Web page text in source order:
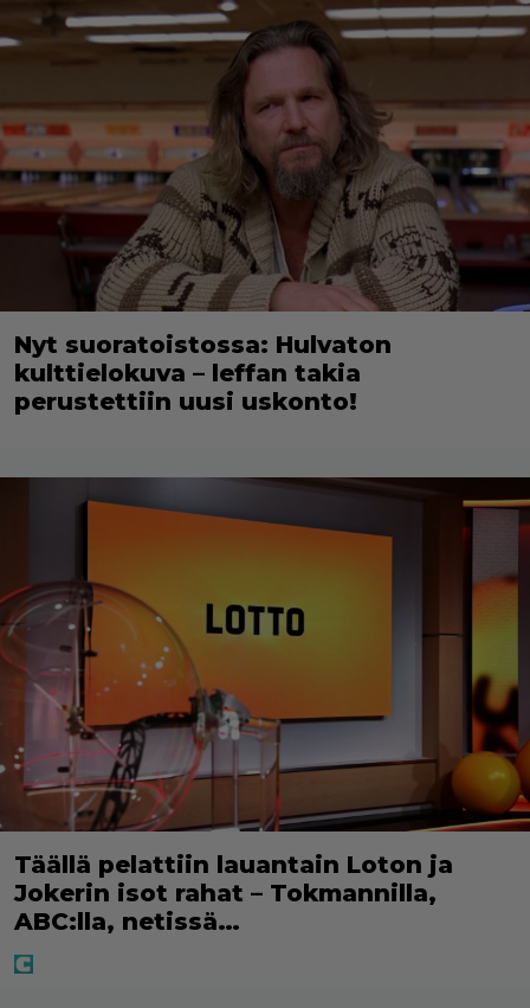
Nyt suoratoistossa: Hulvaton
kulttielokuva – leffan takia
perustettiin uusi uskonto!
Täällä pelattiin lauantain Loton ja
Jokerin isot rahat – Tokmannilla,
ABC:lla, netissä…